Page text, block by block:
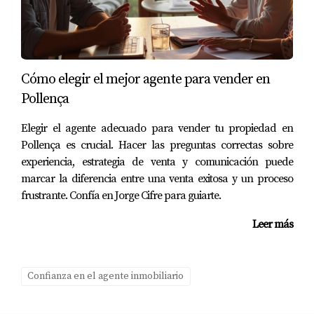
vender tu propiedad en Pollença. Las historias
compartidas aquí son prueba viva de cómo un buen
profesional puede transformar lo que podría ser un
proceso estresante en una experiencia positiva y
gratificante. Recuerda que no se trata solo de cerrar una
necesidades y esté comprometido contigo durante todo el
proceso. Si estás listo para dar el siguiente paso hacia
una venta exitosa, considera contactar a Jorge Cifre hoy
mismo. Su dedicación y experiencia te guiarán hacia el
hacia una venta exitosa contactando a Jorge Cifre ahora
Preguntas Frecuentes
Cómo elegir el mejor agente para vender en
Pollença
Elegir el agente adecuado para vender tu propiedad en
Pollença es crucial. Hacer las preguntas correctas sobre
experiencia, estrategia de venta y comunicación puede
marcar la diferencia entre una venta exitosa y un proceso
frustrante. Confía en Jorge Cifre para guiarte.
Leer más
Confianza en el agente inmobiliario